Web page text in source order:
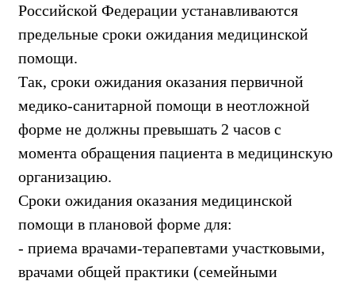
Российской Федерации устанавливаются
предельные сроки ожидания медицинской
помощи.
Так, сроки ожидания оказания первичной
медико-санитарной помощи в неотложной
форме не должны превышать 2 часов с
момента обращения пациента в медицинскую
организацию.
Сроки ожидания оказания медицинской
помощи в плановой форме для:
- приема врачами-терапевтами участковыми,
врачами общей практики (семейными